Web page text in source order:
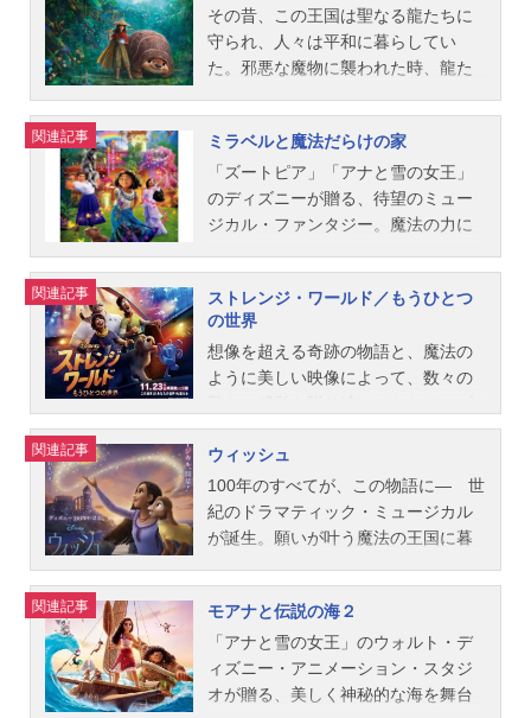
メ映画(C)Disney『ベイマックス』公
式ページ動画配信情報【PR...
バンナ）ライオンハート市長：玄田
哲章フィニック：白熊寛嗣フラッシ
ュ：村治学オッタートン夫人：根本
山：芋洗坂係長スタッフ監督：バイ
ロン・ハワード リッチ・ムーア共
同監督：ジャレド・ブッシュ製作：
クラーク・スペンサー製作総指揮：
ジ...
ーナ：中村千絵タマトア：ROLLYヘ
イヘイ：多田野曜平スタッフ監督：
ジョン・マスカー ロン・クレメン
オスナット・シューラー製作総指
揮：ジョン・ラセター音楽：リン＝
マニュエル・ミランダ マーク・マ
ンシーナ オペタイア・フォアイア
ニメーター：エリック・ゴールドバ
リウファウ主題歌日本語版ED：「ど
こまでも～HowFarI'llGo～」加藤ミ
リヤ公開開始年＆季節2017アニメ映
画(C)2017Disney.AllRightsRes...
ュ＞と彼らを待ち受ける驚くべき運
命とは…。作品名シュガー・ラッシ
ュ：オンライン放送形態劇場版アニ
ジュール2018年12月21日（金）キャ
ストラルフ：山寺宏一ヴァネロペ：
諸星すみれシャンク：菜々緒イエ
ス：浅野まゆみスパムリー：上田燿
司フェリックス：花輪英司カルホー
秀哲ポカホンタス：土居裕子アナ：
神田沙也加アリエル：小此木まりモ
アナ：屋比久知奈シンデレラ：鈴木
より子オーロラ：すずきまゆみジャ
スミン：麻生かほ里メリダ：大島優
中川翔子ベル：平川めぐみ白雪姫：
小鳩くるみティアナ：鈴木ほのかム
ーラン：すずきまゆみスタッフ監
督：リッチ・ムーア、フィル・ジョ
ンストン...
か聞こえない不思議な“歌声”に導か
れ、姉妹はクリストフとオラフを伴
い、アレンデール王国を離れて未知
の力”の秘密を解き明かす、驚くべき
旅の始まりだった・・・。作品名ア
ナと雪の女王２放送形態劇場版アニ
メシリーズアナと雪の女王スケジュ
ール2019年11月22日（金）キャスト
オラフ：武内駿輔クリストフ：原慎
一郎イドゥナ：吉田羊マティアス中
尉：松田賢二アグナル：前田一世イ
エレナ：余貴美子ライダー：小林親
弘ハニーマレン：壹岐紹未ルナー
ルドラのリーダー：飯島肇幼いア
ナ：新津ちせ幼いエルサ：黒川聖菜
スタッフ監督：クリス・バック ジ
ェニファー・リー脚本：ジェニファ
ー・リー アリソン・シュローダー
楽：クリストフ・ベック楽曲：クリ
ステン・アンダーソン＝ロペス ロ
バート・ロペス主題歌「イントゥ・
ジ・アンノウン～心のままに」中...
その昔、この王国は聖なる龍たちに
守られ、人々は平和に暮らしてい
た。邪悪な魔物に襲われた時、龍た
が、残された人々は信じる心を失っ
ていった…。500年もの時が流れ、信
じる心を失った王国は、再び魔物に
襲われる。聖なる龍の力が宿るとい
う＜龍の石＞──その守護者の一族の
姿を消した“最後の龍”の力を蘇らせ、
再び王国に平和を取り戻すため
に…。作品名ラーヤと龍の王国放送
形態劇場版アニメスケジュール2021
年3月5日（金）キャストラーヤ：吉
鷹ナマーリ：伊藤静ベンジャ：森川
智之トング：後藤光祐幼いナマー
リ：黒沢ともよヴィラーナ：深見梨
加ノイ：ADELINECHETAILダン･フ
ー：谷育子トゥクトゥク：BRUNOM
カルロス・ロペス・エストラーダ製
作：オスナット・シューラー ピー
ター・デル・ヴェッコ脚本：キュ
イ・グエン アデル・リム音楽：ジ
ェームズ・ニュートン・ハワード主
関連記事
ミラベルと魔法だらけの家
「ズートピア」「アナと雪の女王」
のディズニーが贈る、待望のミュー
ジカル・ファンタジー。魔法の力に
リガル家。家族全員が家から与えら
れた“魔法の才能（ギフト）”を持つ中
で、少女ミラベルだけ何の魔法も使
えなかった。ある日、彼女は家に大
きな”亀裂”があることに気づく──そ
く前兆だった。残された希望は、魔
法のギフトを持たないミラベルただ
ひとり。なぜ、彼女だけ魔法が使え
ないのか？そして、魔法だらけの家
に隠された驚くべき秘密とは…？作
形態劇場版アニメシリーズディズニ
ー映画スケジュール2021年11月26日
（金）キャストミラベル：斎藤瑠希
アルマおばあちゃん：中尾ミエイサ
ベラ：平野綾ルイーサ：ゆめっち（3
関連記事
ストレンジ・ワールド／もうひとつ
の世界
想像を超える奇跡の物語と、魔法の
ように美しい映像によって、数々の
ニー・アニメーション・スタジオ
が、『ベイマックス』で知られるド
ン・ホール監督と共に新たに贈るの
は、まるでアトラクションに乗って
いるかのようなスケール感あふれる
の絆を描いた、アクション・アドベ
ンチャー超大作『ストレンジ・ワー
ルド／もうひとつの世界』。この
冬、まだ誰も見たことのない“不思議
な”世界への壮大な冒険が始まるー。
関連記事
ウィッシュ
100年のすべてが、この物語に― 世
紀のドラマティック・ミュージカル
が誕生。願いが叶う魔法の王国に暮
なる祖父の願いが叶うこと。だが、
すべての“願い”は魔法を操る王様に支
配されているという衝撃の真実を彼
女は知ってしまう。みんなの願いを
取り戻したいという、ひたむきな思
関連記事
モアナと伝説の海２
「アナと雪の女王」のウォルト・デ
ィズニー・アニメーション・スタジ
オが贈る、美しく神秘的な海を舞台